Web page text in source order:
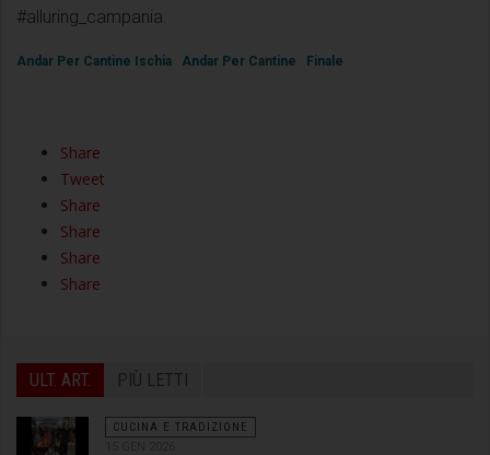
#alluring_campania.
Andar Per Cantine Ischia Andar Per Cantine Finale
Share
Tweet
Share
Share
Share
Share
ULT. ART. PIÙ LETTI
CUCINA E TRADIZIONE